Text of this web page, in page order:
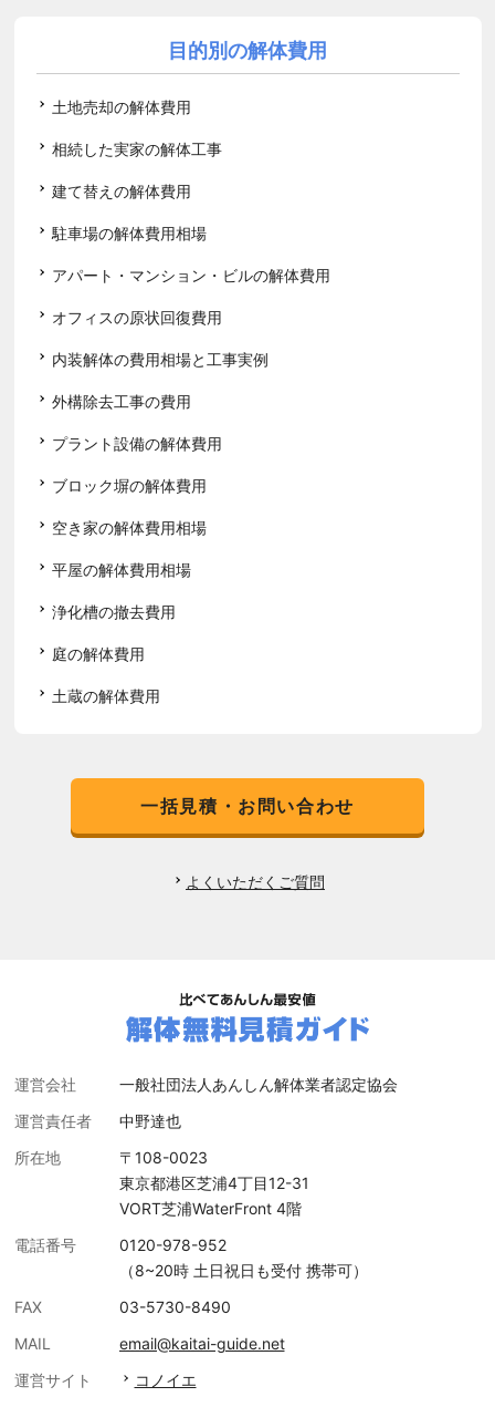
目的別の解体費用
土地売却の解体費用
相続した実家の解体工事
建て替えの解体費用
駐車場の解体費用相場
アパート・マンション・ビルの解体費用
オフィスの原状回復費用
内装解体の費用相場と工事実例
外構除去工事の費用
プラント設備の解体費用
ブロック塀の解体費用
空き家の解体費用相場
平屋の解体費用相場
浄化槽の撤去費用
庭の解体費用
土蔵の解体費用
一括見積・お問い合わせ
よくいただくご質問
運営会社
一般社団法人あんしん解体業者認定協会
運営責任者
中野達也
所在地
〒108-0023
東京都港区芝浦4丁目12-31
VORT芝浦WaterFront 4階
電話番号
0120-978-952
（8~20時 土日祝日も受付 携帯可）
FAX
03-5730-8490
MAIL
email@kaitai-guide.net
運営サイト
コノイエ